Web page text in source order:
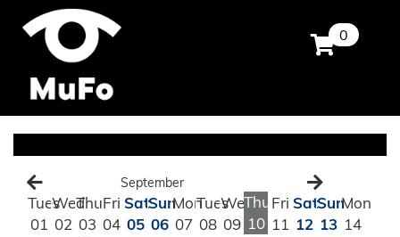
0
September
Tues
01
Wed
02
Thu
03
Fri
04
Sat
05
Sun
06
Mon
07
Tues
08
Wed
09
Thu
10
Fri
11
Sat
12
Sun
13
Mon
14